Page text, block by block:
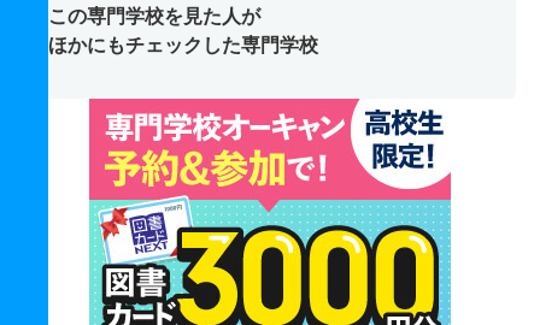
この専門学校を見た人が
ほかにもチェックした専門学校